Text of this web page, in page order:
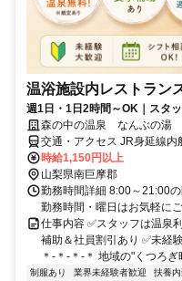
温浴施設内レストラン
週1日・1日2時間～OK｜スタ
森の中の温泉 なんぶの湯
交通・アクセス JR身延線内
時給1,150円以上
山梨県南巨摩郡
勤務時間詳細 8:00～21:00
勤務時間・曜日はお気軽に
仕事内容 ✅スタッフは温泉
補助＆社員割引あり ✅未経
＊‐＊‐＊‐＊ 地域の"くつろ
制服あり 業界未経験者歓迎 扶養